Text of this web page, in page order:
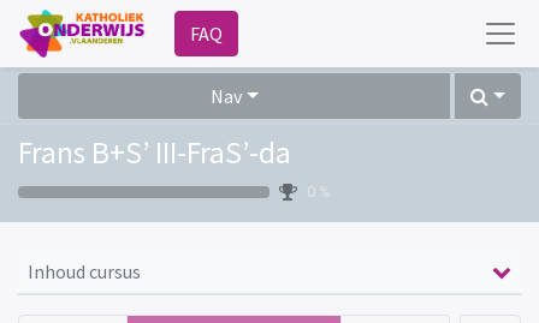
FAQ
Nav
Frans B+S’ III-FraS’-da
0 %
Inhoud cursus